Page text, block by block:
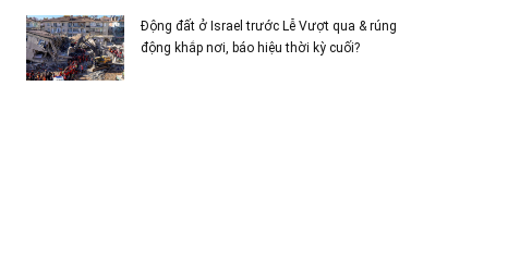
Động đất ở Israel trước Lễ Vượt qua & rúng
động khắp nơi, báo hiệu thời kỳ cuối?